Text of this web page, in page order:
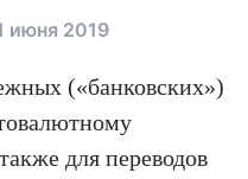
июня 2019
(«банковских»)
для переводов